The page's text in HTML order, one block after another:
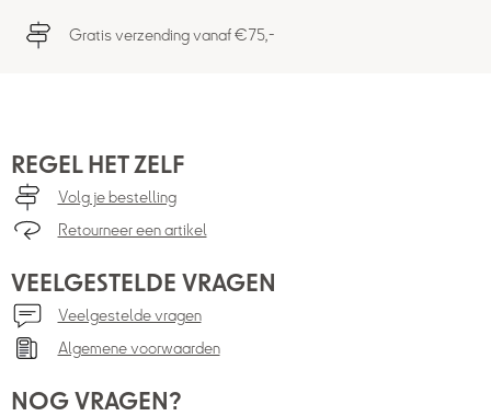
Gratis verzending vanaf €75,-
REGEL HET ZELF
Volg je bestelling
Retourneer een artikel
VEELGESTELDE VRAGEN
Veelgestelde vragen
Algemene voorwaarden
NOG VRAGEN?